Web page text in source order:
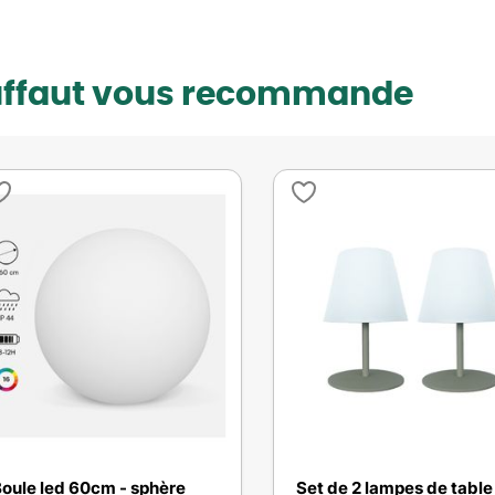
vous recommande
led 60cm - sphère Set de 2 lampes de table